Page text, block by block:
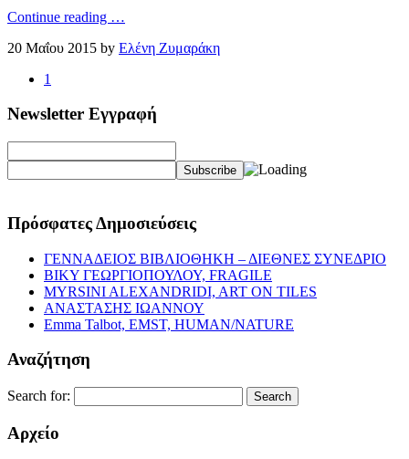
Continue reading …
20 Μαΐου 2015 by Ελένη Ζυμαράκη
1
Newsletter Εγγραφή
Πρόσφατες Δημοσιεύσεις
ΓΕΝΝΑΔΕΙΟΣ ΒΙΒΛΙΟΘΗΚΗ – ΔΙΕΘΝΕΣ ΣΥΝΕΔΡΙΟ
ΒΙΚΥ ΓΕΩΡΓΙΟΠΟΥΛΟΥ, FRAGILE
MYRSINI ALEXANDRIDI, ART ON TILES
ΑΝΑΣΤΑΣΗΣ ΙΩΑΝΝΟΥ
Emma Talbot, EMST, HUMAN/NATURE
Αναζήτηση
Search for:
Αρχείο